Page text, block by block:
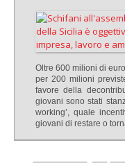
Oltre 600 milioni di
per 200 milioni
favore della
giovani sono stati
working’, quale
giovani di restare o